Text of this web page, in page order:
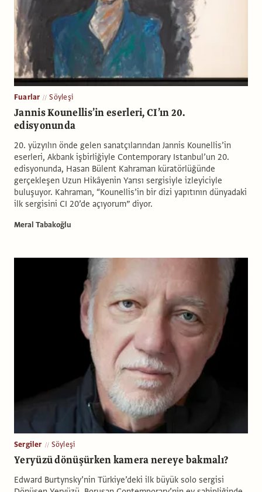
Fuarlar Söyleşi
Jannis Kounellis’in eserleri, CI’ın 20.
edisyonunda
20. yüzyılın önde gelen sanatçılarından Jannis Kounellis’in
eserleri, Akbank işbirliğiyle Contemporary Istanbul’un 20.
edisyonunda, Hasan Bülent Kahraman küratörlüğünde
gerçekleşen Uzun Hikâyenin Yarısı sergisiyle izleyiciyle
buluşuyor. Kahraman, “Kounellis’in bir dizi yapıtının dünyadaki
ilk sergisini CI 20’de açıyorum” diyor.
Meral Tabakoğlu
Sergiler Söyleşi
Yeryüzü dönüşürken kamera nereye bakmalı?
Edward Burtynsky’nin Türkiye’deki ilk büyük solo sergisi